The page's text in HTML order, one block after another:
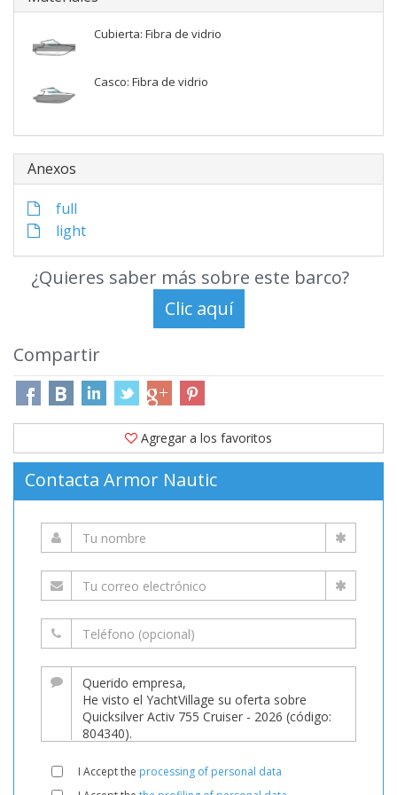
Cubierta: Fibra de vidrio
Casco: Fibra de vidrio
Anexos
full
light
¿Quieres saber más sobre este barco?
Compartir
Agregar a los favoritos
Contacta Armor Nautic
I Accept the processing of personal data